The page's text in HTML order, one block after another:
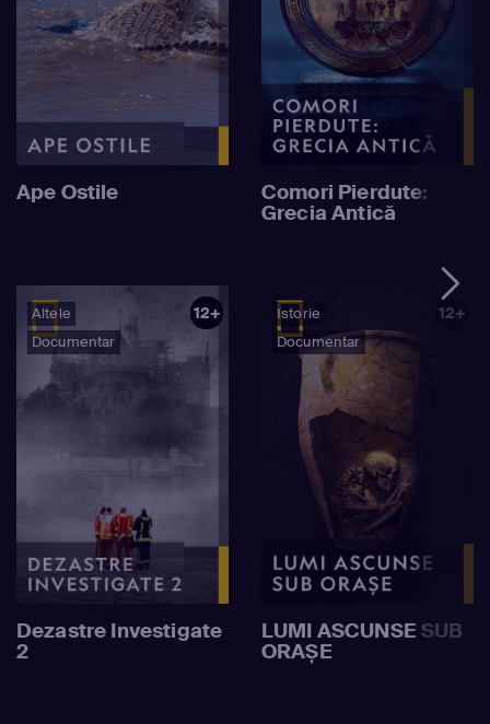
Ape Ostile Comori Pierdute:
Grecia Antică
Altele
Documentar
12+
Dezastre Investigate
2
Istorie
Documentar
12+
LUMI ASCUNSE SUB
ORAȘE